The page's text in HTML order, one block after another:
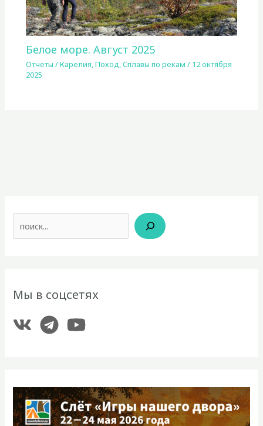
Белое море. Август 2025
Отчеты /Карелия ,Поход ,Сплавы по рекам / 12 октября
2025
Мы в соцсетях